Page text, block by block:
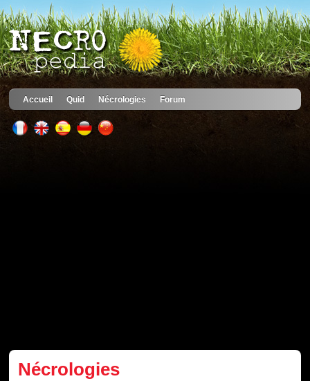
Accueil Quid Nécrologies Forum
Nécrologies